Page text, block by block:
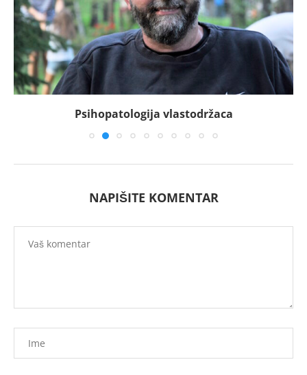
Psihopatologija vlastodržaca
NAPIŠITE KOMENTAR